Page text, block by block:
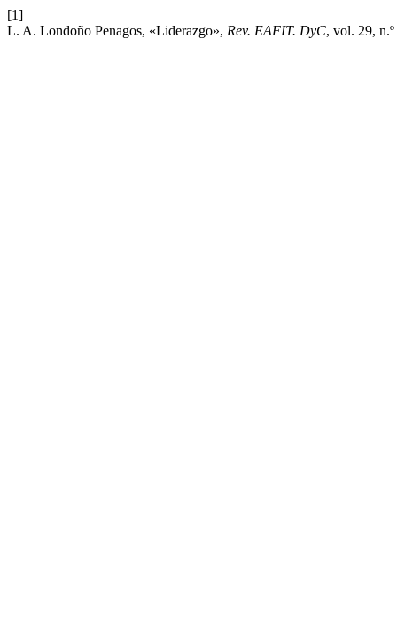
[1]
L. A. Londoño Penagos, «Liderazgo», Rev. EAFIT. DyC, vol. 29,